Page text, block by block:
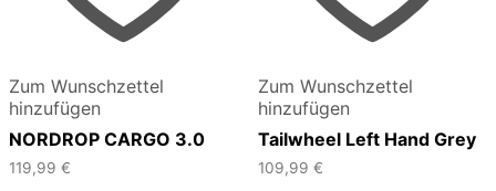
Zum Wunschzettel
hinzufügen
NORDROP CARGO 3.0
119,99 €
Zum Wunschzettel
hinzufügen
Tailwheel Left Hand Grey
109,99 €